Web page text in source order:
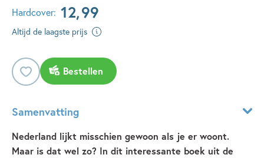
Hardcover: 12,99
Altijd de laagste prijs
Bestellen
Samenvatting
Nederland lijkt misschien gewoon als je er woont.
Maar is dat wel zo? In dit interessante boek uit de